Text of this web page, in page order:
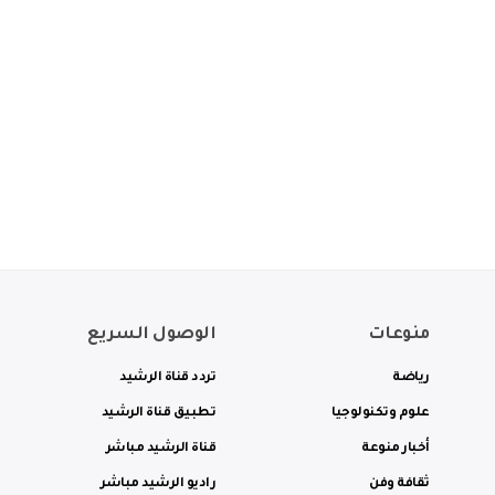
منوعات
رياضة
علوم وتكنولوجيا
أخبار منوعة
ثقافة وفن
الوصول السريع
تردد قناة الرشيد
تطبيق قناة الرشيد
قناة الرشيد مباشر
راديو الرشيد مباشر